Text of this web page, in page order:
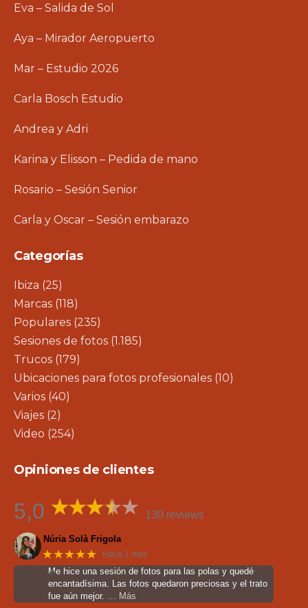
Eva – Salida de Sol
Aya – Mirador Aeropuerto
Mar – Estudio 2026
Carla Bosch Estudio
Andrea y Adri
Karina y Elisson – Pedida de mano
Rosario – Sesión Senior
Carla y Oscar – Sesión embarazo
Categorías
Ibiza (25)
Marcas (118)
Populares (235)
Sesiones de fotos (1.185)
Trucos (179)
Ubicaciones para fotos profesionales (10)
Varios (40)
Viajes (2)
Video (254)
Opiniones de clientes
5,0 130 reviews
Núria Solà Frigola
★★★★★ Hace 1 mes
Me hice una sesión de fotos para las polas y quedé
encantadísima. Las fotos quedaron preciosas y el trato
fue aún mejor.
… Más